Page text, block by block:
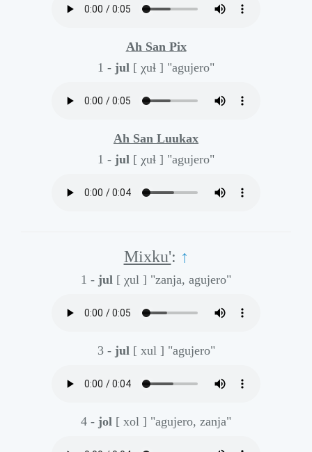
Ah San Pix
1 - jul [ χuɬ ] "agujero"
Ah San Luukax
1 - jul [ χuɬ ] "agujero"
Mixku': ↑
1 - jul [ χul ] "zanja, agujero"
3 - jul [ xul ] "agujero"
4 - jol [ xol ] "agujero, zanja"